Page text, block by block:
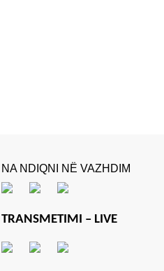
NA NDIQNI NË VAZHDIM
TRANSMETIMI – LIVE